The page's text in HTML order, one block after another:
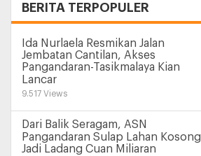
BERITA TERPOPULER
Ida Nurlaela Resmikan Jalan
Jembatan Cantilan, Akses
Pangandaran-Tasikmalaya Kian
Lancar
9.517 Views
Dari Balik Seragam, ASN
Pangandaran Sulap Lahan Kosong
Jadi Ladang Cuan Miliaran